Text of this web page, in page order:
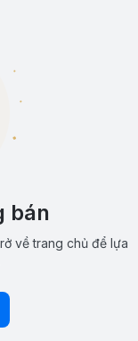
bán
về trang chủ để lựa